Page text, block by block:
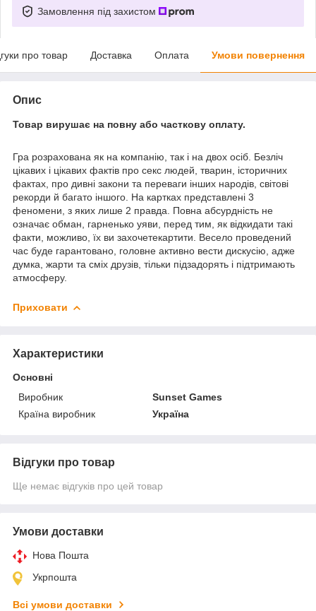
Замовлення під захистом
про товар Доставка Оплата Умови повернення
Опис
Товар вирушає на повну або часткову оплату.
Гра розрахована як на компанію, так і на двох осіб. Безліч
цікавих і цікавих фактів про секс людей, тварин, історичних
фактах, про дивні закони та переваги інших народів, світові
рекорди й багато іншого. На картках представлені 3
феномени, з яких лише 2 правда. Повна абсурдність не
означає обман, гарненько уяви, перед тим, як відкидати такі
факти, можливо, їх ви захочетекартити. Весело проведений
час буде гарантовано, головне активно вести дискусію, адже
думка, жарти та сміх друзів, тільки підзадорять і підтримають
атмосферу.
Приховати
Характеристики
Основні
Виробник
Sunset Games
Країна виробник
Україна
Відгуки про товар
Ще немає відгуків про цей товар
Умови доставки
Нова Пошта
Укрпошта
Всі умови доставки